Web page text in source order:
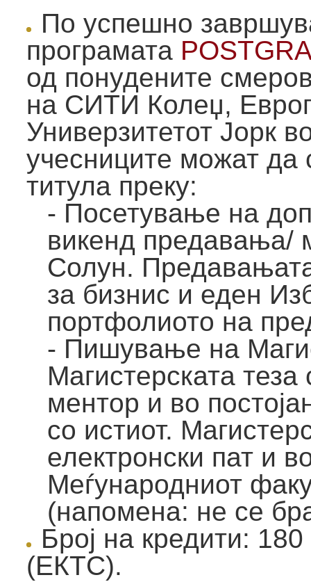
По успешно
програмата
од понудените
на СИТИ Колеџ,
Универзитетот Јорк
учесниците можат да
титула преку:
- Посетување на
викенд
Солун.
за бизнис и еден
портфолиото на
- Пишување на
Магистерската
ментор и во
со истиот.
електронски пат и
Меѓународниот
(напомена: не се
Број на кредити:
(ЕКТС).